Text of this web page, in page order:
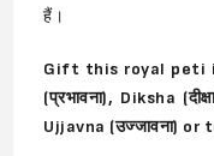
हैं।
Gift this royal peti in
(प्रभावना), Diksha
Ujjavna (उज्जावना)